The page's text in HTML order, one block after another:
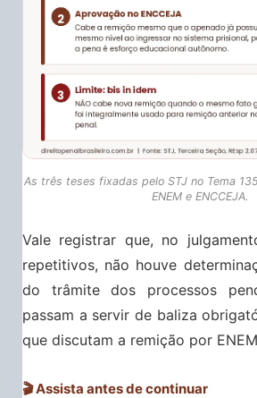
As três teses fixadas pelo STJ no Tema
ENEM e ENCCEJA.
Vale registrar que, no
repetitivos, não houve
do trâmite dos processos
passam a servir de baliza
que discutam a remição por
🎬 Assista antes de continuar